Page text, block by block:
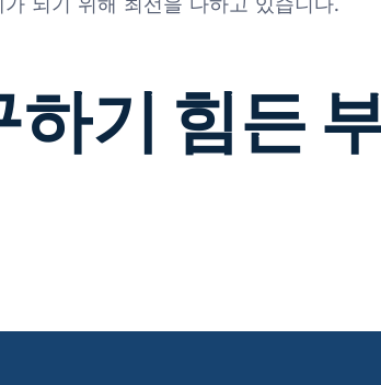
기 힘든